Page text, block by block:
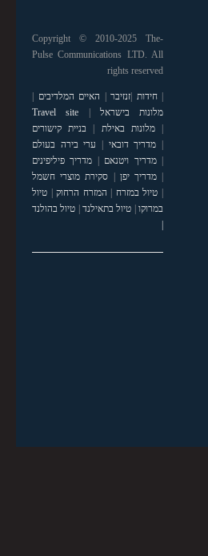
Copyright © 2010-2025 The-
Pulse Communications LTD. All
rights reserved
|חידות |זנזיבר | האיים המלדיבים |
מלונות בישראל |
Travel site
|מלונות באילת | בניית קישורים
| מדריך דובאי | ערי בירה בעולם
|מדריך ויטנאם | מדריך פיליפינים
|מדריך יפן | סקירת מוצרי חשמל
| טיול במזרח | המזרח הרחוק| טיול
במרוקו| טיול בתאילנד| טיול בהולנד
|